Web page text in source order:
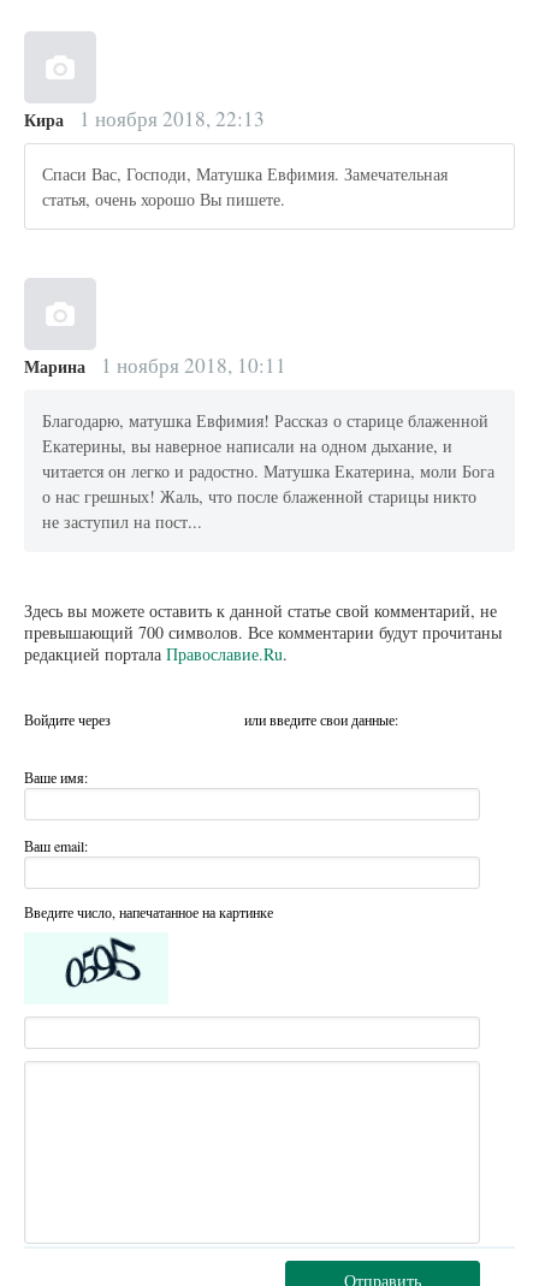
Кира 1 ноября 2018, 22:13
Спаси Вас, Господи, Матушка Евфимия. Замечательная
статья, очень хорошо Вы пишете.
Марина 1 ноября 2018, 10:11
Благодарю, матушка Евфимия! Рассказ о старице блаженной
Екатерины, вы наверное написали на одном дыхание, и
читается он легко и радостно. Матушка Екатерина, моли Бога
о нас грешных! Жаль, что после блаженной старицы никто
не заступил на пост...
Здесь вы можете оставить к данной статье свой комментарий, не
превышающий 700 символов. Все комментарии будут прочитаны
редакцией портала Православие.Ru.
Войдите через или введите свои данные:
Ваше имя:
Ваш email:
Введите число, напечатанное на картинке
Отправить